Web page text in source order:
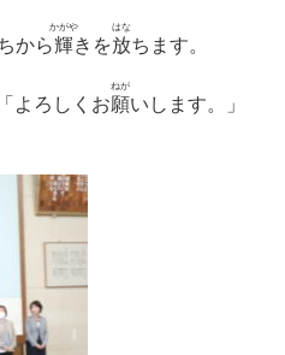
から輝
かがや
きを放
はな
ちます。
よろしくお願
ねが
いします。」